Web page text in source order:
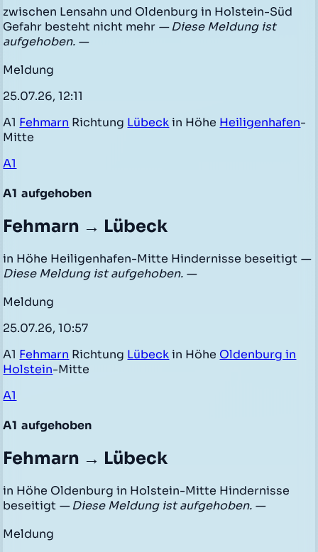
zwischen Lensahn und Oldenburg in Holstein-Süd
Gefahr besteht nicht mehr — Diese Meldung ist
aufgehoben. —
Meldung
25.07.26, 12:11
A1 Fehmarn Richtung Lübeckin Höhe Heiligenhafen-
Mitte
A1
A1 aufgehoben
Fehmarn → Lübeck
in Höhe Heiligenhafen-Mitte Hindernisse beseitigt —
Diese Meldung ist aufgehoben. —
Meldung
25.07.26, 10:57
A1 Fehmarn Richtung Lübeckin Höhe Oldenburg in
Holstein-Mitte
A1
A1 aufgehoben
Fehmarn → Lübeck
in Höhe Oldenburg in Holstein-Mitte Hindernisse
beseitigt — Diese Meldung ist aufgehoben. —
Meldung